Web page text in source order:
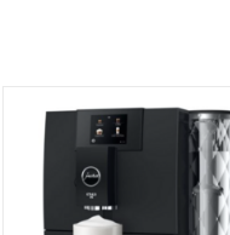
(EC)
TOEVOEGEN AAN